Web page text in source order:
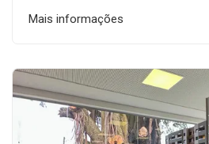
Mais informações